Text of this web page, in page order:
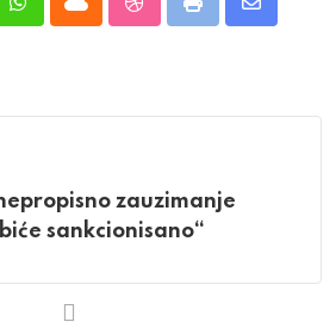
WhatsappCloud StumbleUpon
Print
Share
zauzimanje
sankcionisano“